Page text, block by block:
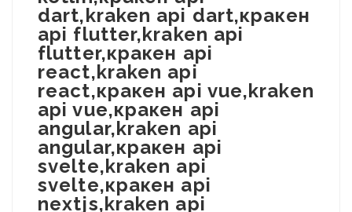
dart,kraken api dart,кракен
api flutter,kraken api
flutter,кракен api
react,kraken api
react,кракен api vue,kraken
api vue,кракен api
angular,kraken api
angular,кракен api
svelte,kraken api
svelte,кракен api
nextjs,kraken api